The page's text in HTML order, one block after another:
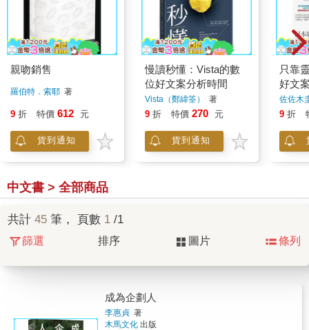
親吻銷售
羅伯特．索耶 著
9 折 特價 612 元
貨到通知
慢讀秒懂：Vista的數
位好文案分析時間
Vista（鄭緯筌） 著
9 折 特價 270 元
貨到通知
只靠
好文
教你
寫出
佐佐木
9 折
中文書 > 全部商品
共計 45 筆， 頁數 1 /1
篩選 排序 圖片 條列
成為企劃人
李惠貞 著
木馬文化 出版